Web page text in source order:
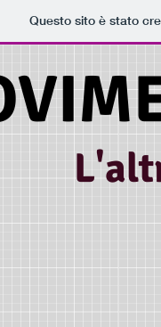
Questo sito è stato